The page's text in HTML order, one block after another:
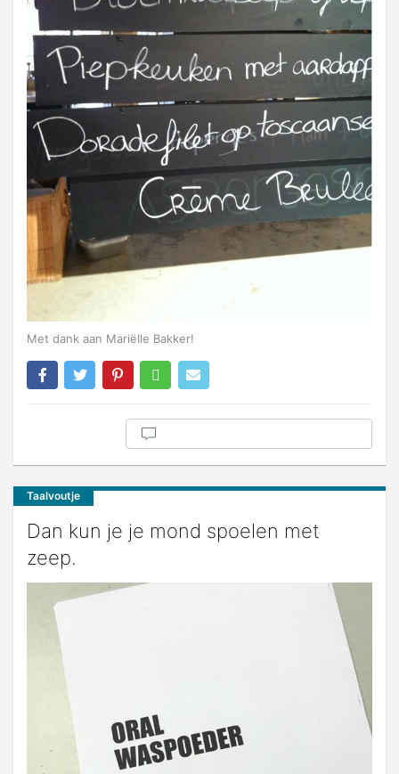
Met dank aan Mariëlle Bakker!
Taalvoutje
Dan kun je je mond spoelen met
zeep.